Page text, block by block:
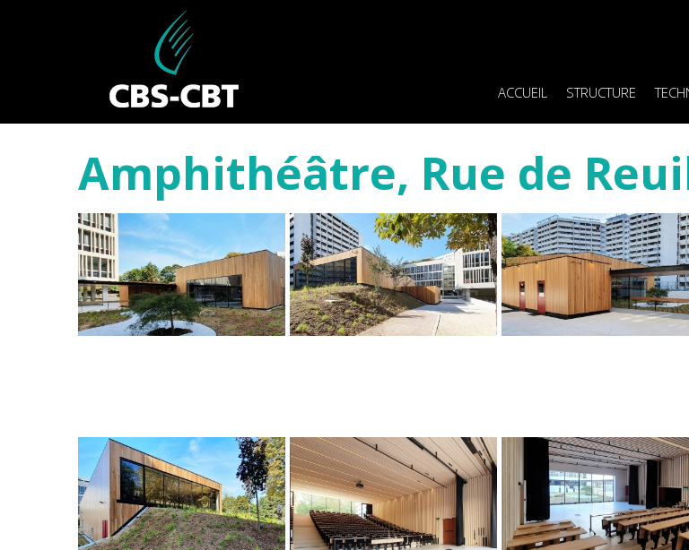
ACCUEIL STRUCTURE
Amphithéâtre, Rue de